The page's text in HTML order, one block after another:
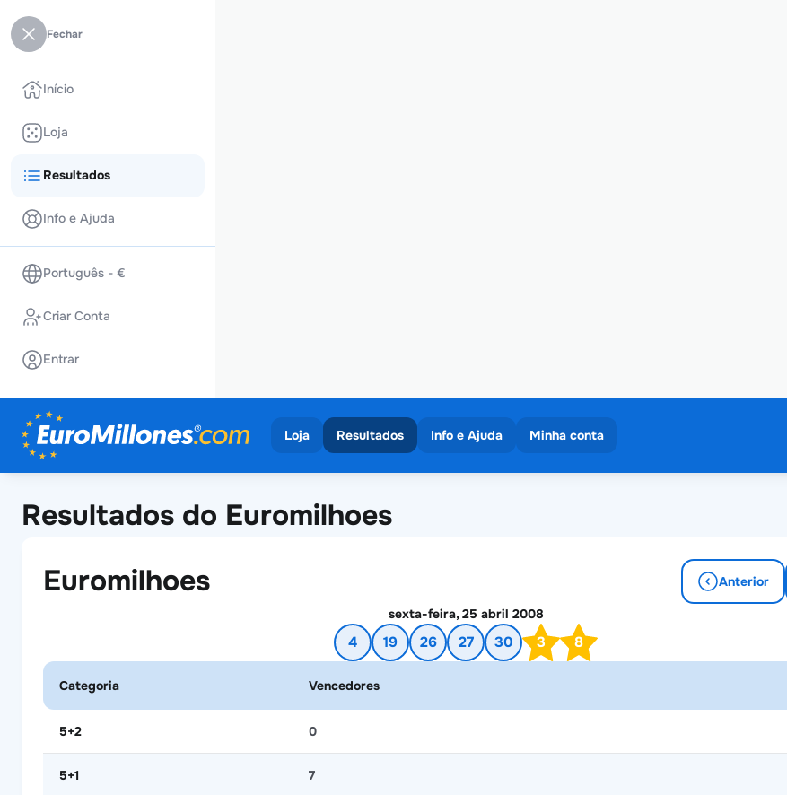
Fechar
Início
Loja
Resultados
Info e Ajuda
Português - €
Criar Conta
Entrar
Loja Resultados Info e Ajuda Minha conta
Resultados do Euromilhoes
Euromilhoes
Anterior
sexta-feira, 25 abril 2008
4 19 26 27 30 3 8
Categoria Vencedores
5+2 0
5+1 7